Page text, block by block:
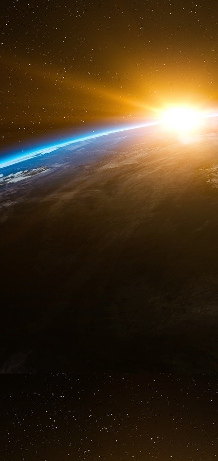
d’autres examens pour affirmer la
recherche de signes de phlébite des
suspicion d’embolie pulmonaire.
Quand consulter ?
Voir un exemple
Lorsqu’un résultat de D-dimères est élevé,
saura faire la différence entre un « faux
moindre doute, il prescrira en urgence, les
Inversement, face à un essoufflement
phlébite, il faut consulter pour que le
moindre doute sur une phlébite, un simple
diagnostic rapide. Il est néanmoins
l’âge car ils augmentent physiologiquement
Della Valle.
Merci au D rAnne-Christine Della Valle,